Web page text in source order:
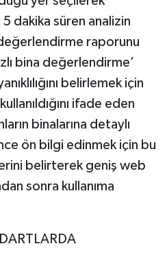
5 dakika süren analizin
raporunu
bina değerlendirme’
belirlemek için
ifade eden
binalarına detaylı
ön bilgi edinmek için bu
belirterek geniş web
sonra kullanıma